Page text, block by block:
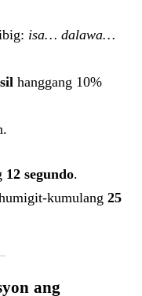
isa… dalawa…
hanggang 10%
12 segundo.
kumulang 25
ang